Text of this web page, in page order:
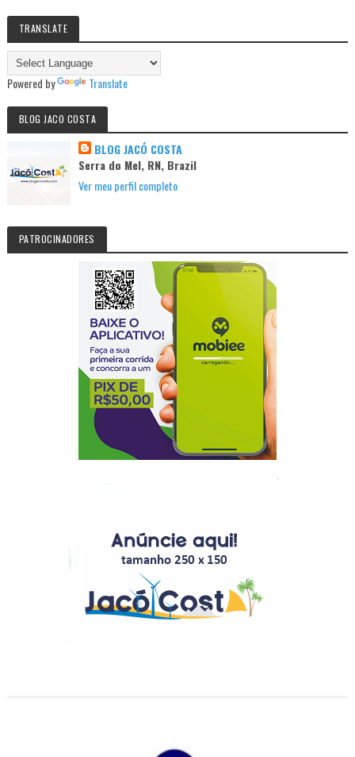
TRANSLATE
Powered by Translate
BLOG JACO COSTA
BLOG JACÓ COSTA
Serra do Mel, RN, Brazil
Ver meu perfil completo
PATROCINADORES